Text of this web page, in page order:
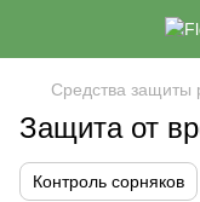
Средства защиты
Защита от
Контроль сорняков